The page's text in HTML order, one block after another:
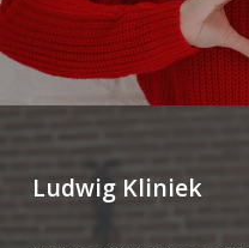
Ludwig Kliniek